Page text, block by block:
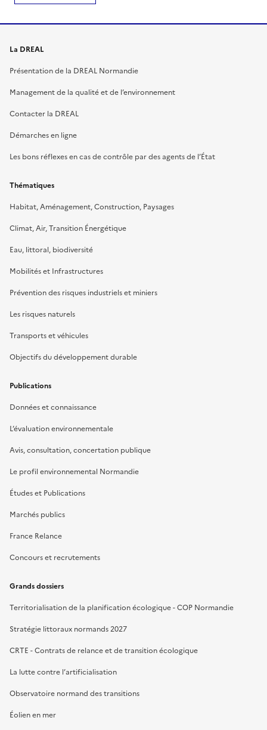
La DREAL
Présentation de la DREAL Normandie
Management de la qualité et de l’environnement
Contacter la DREAL
Démarches en ligne
Les bons réflexes en cas de contrôle par des agents de l’État
Thématiques
Habitat, Aménagement, Construction, Paysages
Climat, Air, Transition Énergétique
Eau, littoral, biodiversité
Mobilités et Infrastructures
Prévention des risques industriels et miniers
Les risques naturels
Transports et véhicules
Objectifs du développement durable
Publications
Données et connaissance
L’évaluation environnementale
Avis, consultation, concertation publique
Le profil environnemental Normandie
Études et Publications
Marchés publics
France Relance
Concours et recrutements
Grands dossiers
Territorialisation de la planification écologique - COP Normandie
Stratégie littoraux normands 2027
CRTE - Contrats de relance et de transition écologique
La lutte contre l’artificialisation
Observatoire normand des transitions
Éolien en mer